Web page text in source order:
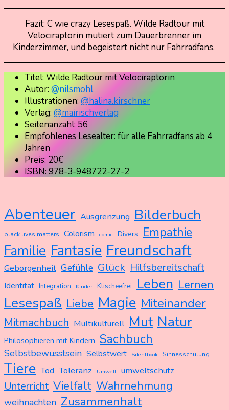
Fazit: C wie crazy Lesespaß. Wilde Radtour mit
Velociraptorin mutiert zum Dauerbrenner im
Kinderzimmer, und begeistert nicht nur Fahrradfans.
Titel: Wilde Radtour mit Velociraptorin
Autor: @nilsmohl
Illustrationen: @halina.kirschner
Verlag: @mairischverlag
Seitenanzahl: 56
Empfohlenes Lesealter: für alle Fahrradfans ab 4
Jahren
Preis: 20€
ISBN: 978-3-948722-27-2
Abenteuer Ausgrenzung Bilderbuch
black lives matters Colorism comic Divers Empathie
Familie Fantasie Freundschaft
Geborgenheit Gefühle Glück Hilfsbereitschaft
Identität Integration Kinder Klischeefrei Leben Lernen
Lesespaß Liebe Magie Miteinander
Mitmachbuch Multikulturell Mut Natur
Philosophieren mit Kindern Sachbuch
Selbstbewusstsein Selbstwert Silentbook Sinnesschulung
Tiere Tod Toleranz Umwelt umweltschutz
Unterricht Vielfalt Wahrnehmung
weihnachten Zusammenhalt